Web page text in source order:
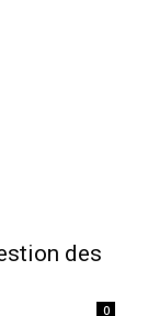
des
0